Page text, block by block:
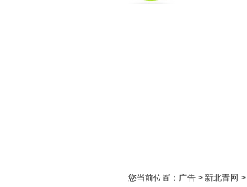
您当前位置： 广告 > 新北青网 >